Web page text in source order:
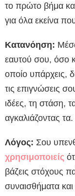
το πρώτο βήμα και
για όλα εκείνα
Κατανόηση:
εαυτού σου, όσο
οποίο υπάρχεις,
τις επιγνώσεις
ιδέες, τη στάση,
αγκαλιάζοντας τα.
Λόγος: Σου
χρησιμοποιείς
βάζεις στόχους
συναισθήματα